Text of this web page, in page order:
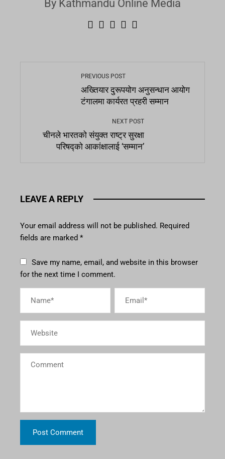
By Kathmandu Online Media
PREVIOUS POST
अख्तियार दुरूपयोग अनुसन्धान आयोग
टंगालमा कार्यरत प्रहरी सम्मान
NEXT POST
चीनले भारतको संयुक्त राष्ट्र सुरक्षा
परिषद्को आकांक्षालाई ‘सम्मान’
LEAVE A REPLY
Your email address will not be published. Required
fields are marked *
Save my name, email, and website in this browser
for the next time I comment.